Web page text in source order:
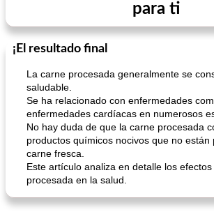
para ti
¡El resultado final
La carne procesada generalmente se
saludable.
Se ha relacionado con enfermedades
enfermedades cardíacas en numerosos
No hay duda de que la carne procesada
productos químicos nocivos que no están
carne fresca.
Este artículo analiza en detalle los
procesada en la salud.